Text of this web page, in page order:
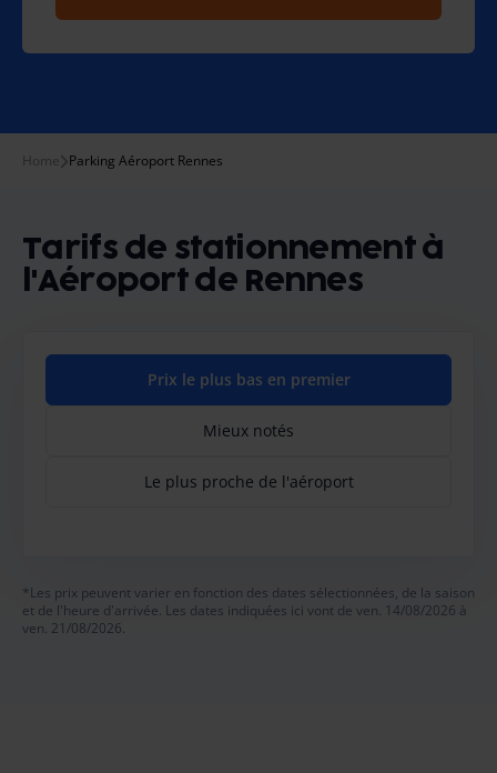
Home Parking Aéroport Rennes
Tarifs de stationnement à
l'Aéroport de Rennes
Prix le plus bas en premier
Mieux notés
Le plus proche de l'aéroport
*Les prix peuvent varier en fonction des dates sélectionnées, de la saison
et de l'heure d'arrivée. Les dates indiquées ici vont de ven. 14/08/2026 à
ven. 21/08/2026.